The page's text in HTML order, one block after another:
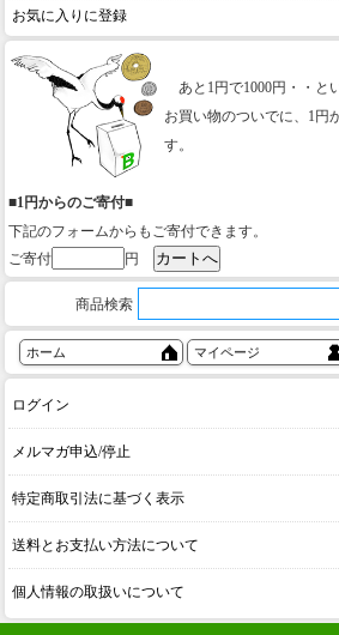
お気に入りに登録
あと1円で1000円・・と
お買い物のついでに、1円
す。
■1円からのご寄付■
下記のフォームからもご寄付できます。
ご寄付
円
商品検索
ホーム マイページ
ログイン
メルマガ申込/停止
特定商取引法に基づく表示
送料とお支払い方法について
個人情報の取扱いについて